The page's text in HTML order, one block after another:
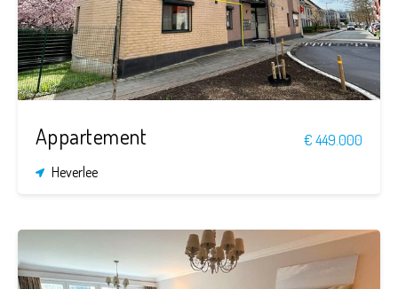
96 m²
Appartement
€ 449.000
Heverlee